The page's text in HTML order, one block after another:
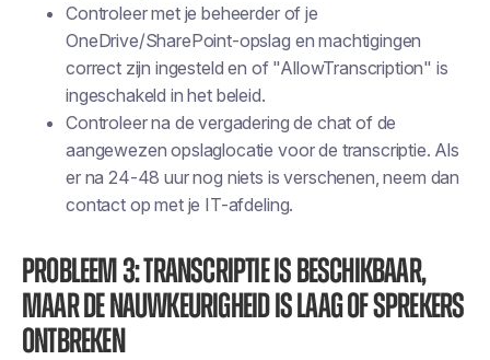
Controleer met je beheerder of je
OneDrive/SharePoint-opslag en machtigingen
correct zijn ingesteld en of "AllowTranscription" is
ingeschakeld in het beleid.
Controleer na de vergadering de chat of de
aangewezen opslaglocatie voor de transcriptie. Als
er na 24-48 uur nog niets is verschenen, neem dan
contact op met je IT-afdeling.
Probleem 3: Transcriptie is beschikbaar,
maar de nauwkeurigheid is laag of sprekers
ontbreken